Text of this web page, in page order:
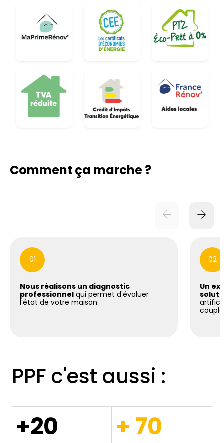
Comment ça marche ?
01
Nous réalisons un diagnostic
professionnel qui permet d'évaluer
l’état de votre maison.
02
Un
PPF c'est aussi :
+20 + 70